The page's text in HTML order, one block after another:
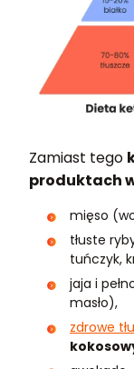
Zamiast tego
produktach
mięso
tłuste
tuńczyk,
jaja i
masło),
zdrowe